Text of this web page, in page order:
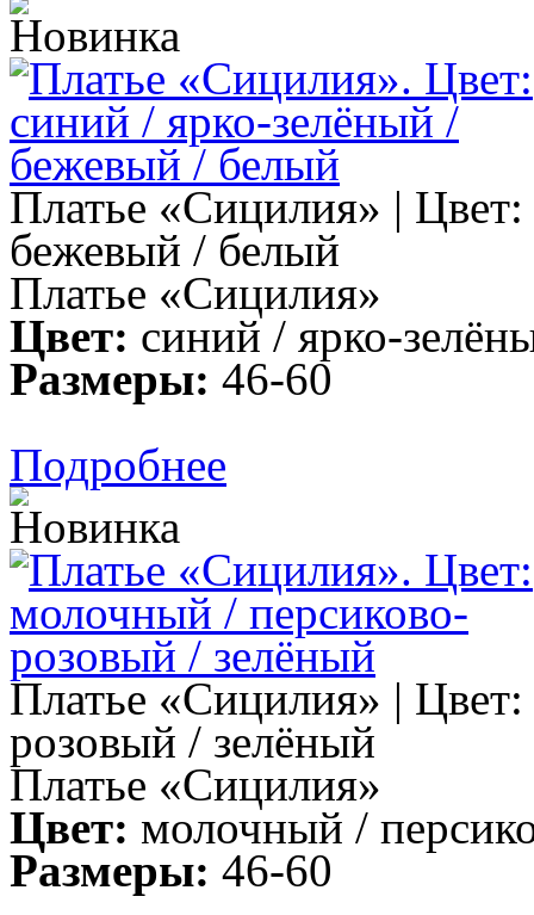
Платье «Сицилия» |
бежевый / белый
Платье «Сицилия»
Цвет: синий / ярко-
Размеры: 46-60
Подробнее
Платье «Сицилия» |
розовый / зелёный
Платье «Сицилия»
Цвет: молочный /
Размеры: 46-60